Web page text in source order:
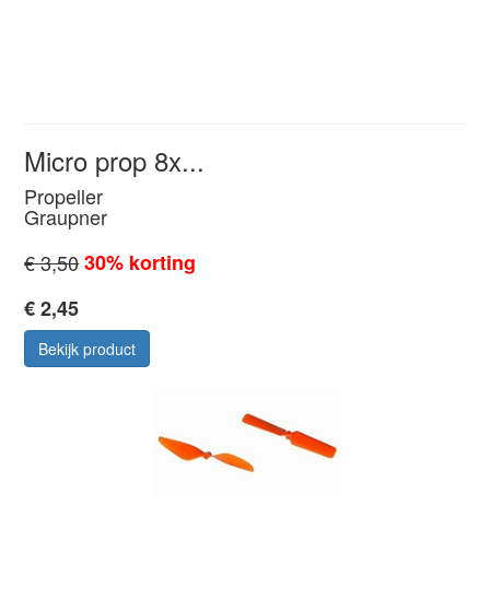
Micro prop 8x...
Propeller
Graupner
€ 3,5030% korting
€ 2,45
Bekijk product